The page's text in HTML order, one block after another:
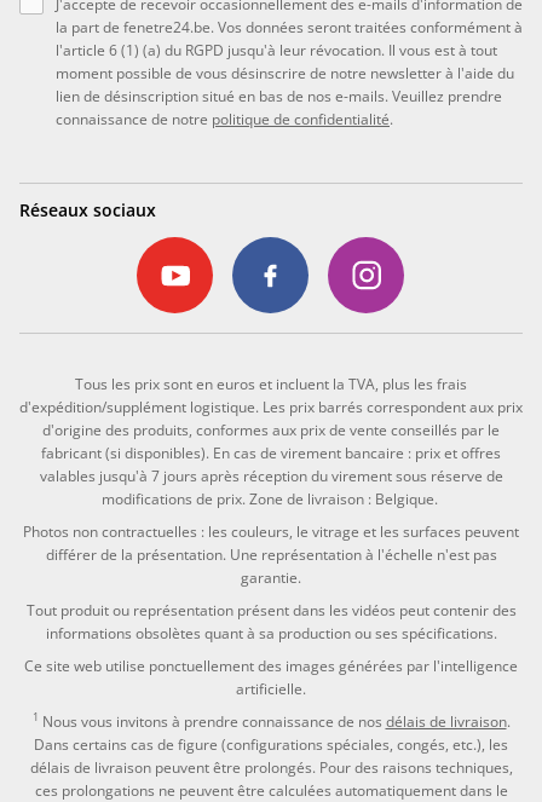
la part de fenetre24.be. Vos données seront traitées conformément à
l'article 6 (1) (a) du RGPD jusqu'à leur révocation. Il vous est à tout
moment possible de vous désinscrire de notre newsletter à l'aide du
lien de désinscription situé en bas de nos e-mails. Veuillez prendre
connaissance de notre politique de confidentialité.
Réseaux sociaux
Tous les prix sont en euros et incluent la TVA, plus les frais
d'expédition/supplément logistique. Les prix barrés correspondent aux prix
d'origine des produits, conformes aux prix de vente conseillés par le
fabricant (si disponibles). En cas de virement bancaire : prix et offres
valables jusqu'à 7 jours après réception du virement sous réserve de
modifications de prix. Zone de livraison : Belgique.
Photos non contractuelles : les couleurs, le vitrage et les surfaces peuvent
différer de la présentation. Une représentation à l'échelle n'est pas
garantie.
Tout produit ou représentation présent dans les vidéos peut contenir des
informations obsolètes quant à sa production ou ses spécifications.
Ce site web utilise ponctuellement des images générées par l'intelligence
artificielle.
1 Nous vous invitons à prendre connaissance de nos délais de livraison.
Dans certains cas de figure (configurations spéciales, congés, etc.), les
délais de livraison peuvent être prolongés. Pour des raisons techniques,
ces prolongations ne peuvent être calculées automatiquement dans le